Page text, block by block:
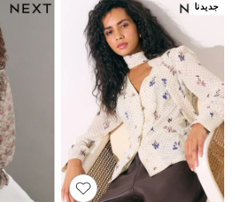
Trousers
Shorts
Shirts
Polo Shirts
Sweatshirts & Jumpers
Coats & Jackets
Underwear
Socks
Multipacks
All Boys Sport & Swimwear
Trainers & Pumps
Swimwear
جديدنا